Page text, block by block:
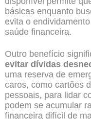
básicas enquanto
evita o
saúde financeira.
Outro benefício
evitar dívidas
uma reserva de
caros, como cartões
pessoais, para lidar
podem se acumular
financeira difícil de